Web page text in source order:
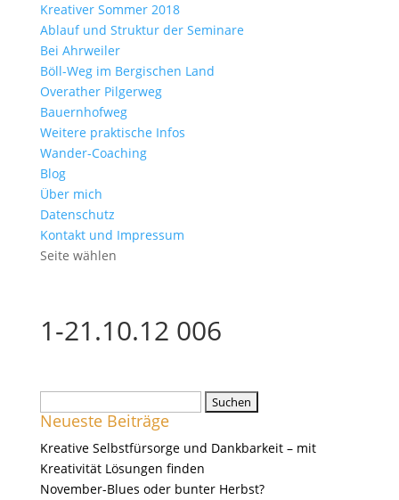
Kreativer Sommer 2018
Ablauf und Struktur der Seminare
Bei Ahrweiler
Böll-Weg im Bergischen Land
Overather Pilgerweg
Bauernhofweg
Weitere praktische Infos
Wander-Coaching
Blog
Über mich
Datenschutz
Kontakt und Impressum
Seite wählen
1-21.10.12 006
nach:
Neueste Beiträge
Kreative Selbstfürsorge und Dankbarkeit – mit
Kreativität Lösungen finden
November-Blues oder bunter Herbst?